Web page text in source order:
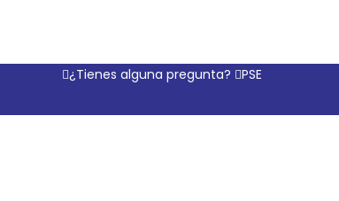
¿Tienes alguna pregunta? PSE